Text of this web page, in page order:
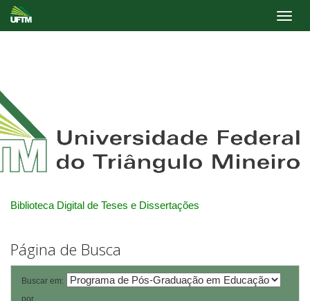
Biblioteca Digital de Teses e Dissertações
Página de Busca
Buscar em:
por